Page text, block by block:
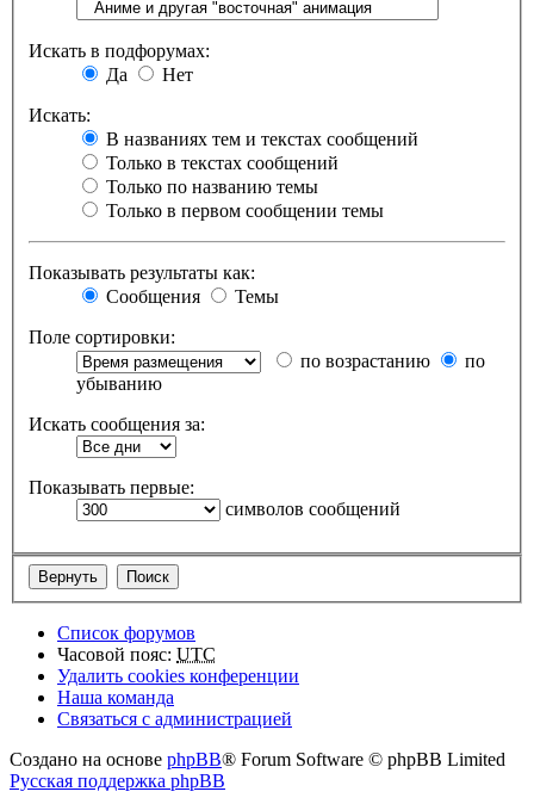
Искать в подфорумах:
Да
Нет
Искать:
В названиях тем и текстах сообщений
Только в текстах сообщений
Только по названию темы
Только в первом сообщении темы
Показывать результаты как:
Сообщения
Темы
Поле сортировки:
по возрастанию
по
убыванию
Искать сообщения за:
Показывать первые:
символов сообщений
Список форумов
Часовой пояс: UTC
Удалить cookies конференции
Наша команда
Связаться с администрацией
Создано на основе phpBB® Forum Software © phpBB Limited
Русская поддержка phpBB